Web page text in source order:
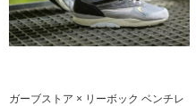
ガーブストア × リーボック ベンチレ